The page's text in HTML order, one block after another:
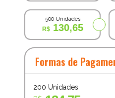
500 Unidades
130,65
Formas de
200 Unidades